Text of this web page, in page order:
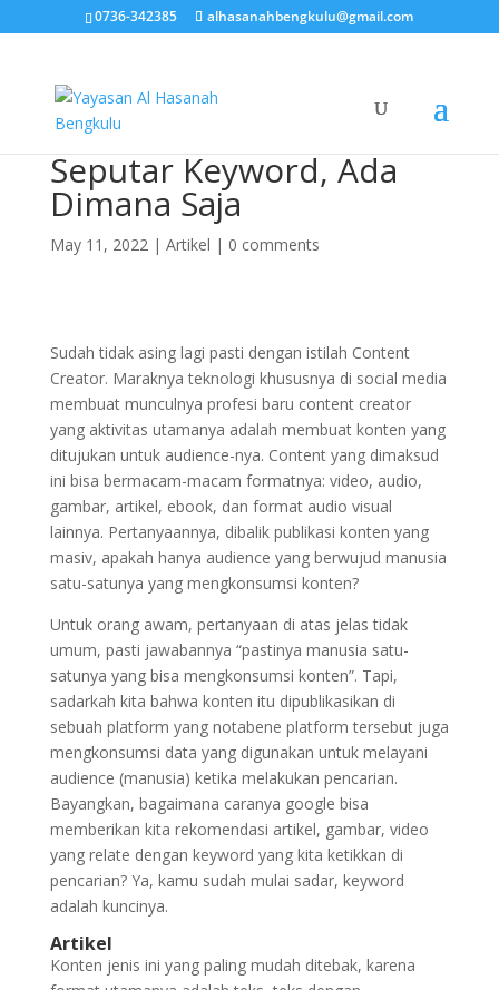
0736-342385 alhasanahbengkulu@gmail.com
Seputar Keyword, Ada
Dimana Saja
May 11, 2022| Artikel | 0 comments
Sudah tidak asing lagi pasti dengan istilah Content
Creator. Maraknya teknologi khususnya di social media
membuat munculnya profesi baru content creator
yang aktivitas utamanya adalah membuat konten yang
ditujukan untuk audience-nya. Content yang dimaksud
ini bisa bermacam-macam formatnya: video, audio,
gambar, artikel, ebook, dan format audio visual
lainnya. Pertanyaannya, dibalik publikasi konten yang
masiv, apakah hanya audience yang berwujud manusia
satu-satunya yang mengkonsumsi konten?
Untuk orang awam, pertanyaan di atas jelas tidak
umum, pasti jawabannya “pastinya manusia satu-
satunya yang bisa mengkonsumsi konten”. Tapi,
sadarkah kita bahwa konten itu dipublikasikan di
sebuah platform yang notabene platform tersebut juga
mengkonsumsi data yang digunakan untuk melayani
audience (manusia) ketika melakukan pencarian.
Bayangkan, bagaimana caranya google bisa
memberikan kita rekomendasi artikel, gambar, video
yang relate dengan keyword yang kita ketikkan di
pencarian? Ya, kamu sudah mulai sadar, keyword
adalah kuncinya.
Artikel
Konten jenis ini yang paling mudah ditebak, karena